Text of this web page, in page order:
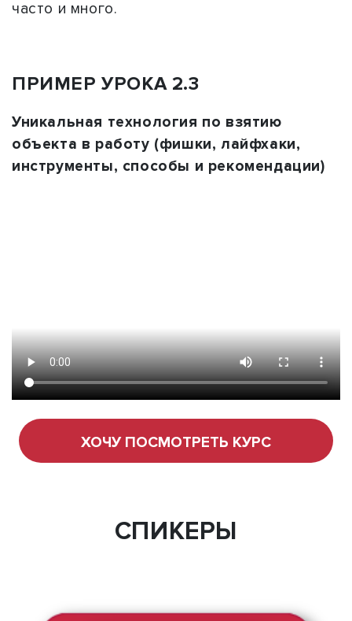
часто и много.
ПРИМЕР УРОКА 2.3
Уникальная технология по взятию
объекта в работу (фишки, лайфхаки,
инструменты, способы и рекомендации)
ХОЧУ ПОСМОТРЕТЬ КУРС
СПИКЕРЫ